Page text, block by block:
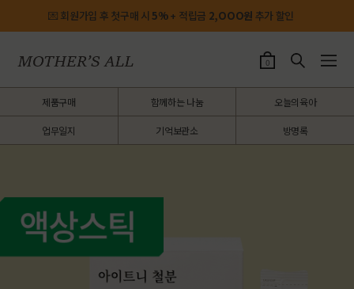
💌 회원가입 후 첫구매 시5%+ 적립금 2,OOO원 추가 할인
0
제품구매 함께하는 나눔 오늘의육아
업무일지 기억보관소 방명록